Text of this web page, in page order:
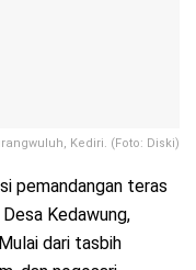
Kediri. (Foto: Diski)
pemandangan teras
Kedawung,
dari tasbih